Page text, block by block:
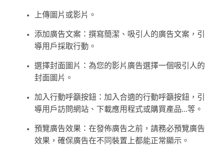
上傳圖片或影片。
添加廣告文案：撰寫簡潔、吸引人的廣告文案，引
導用戶採取行動。
選擇封面圖片：為您的影片廣告選擇一個吸引人的
封面圖片。
加入行動呼籲按鈕：加入合適的行動呼籲按鈕，引
導用戶訪問網站、下載應用程式或購買產品...等。
預覽廣告效果：在發佈廣告之前，請務必預覽廣告
效果，確保廣告在不同裝置上都能正常顯示。